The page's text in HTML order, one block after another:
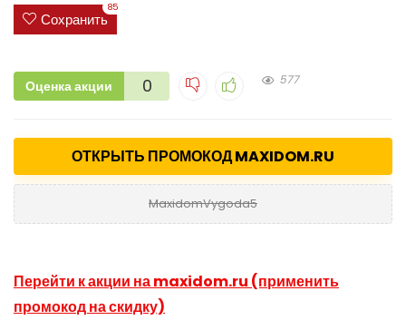
Сохранить
85
Оценка акции 0 577
ОТКРЫТЬ ПРОМОКОД MAXIDOM.RU
MaxidomVygoda5
Перейти к акции на maxidom.ru (применить
промокод на скидку)